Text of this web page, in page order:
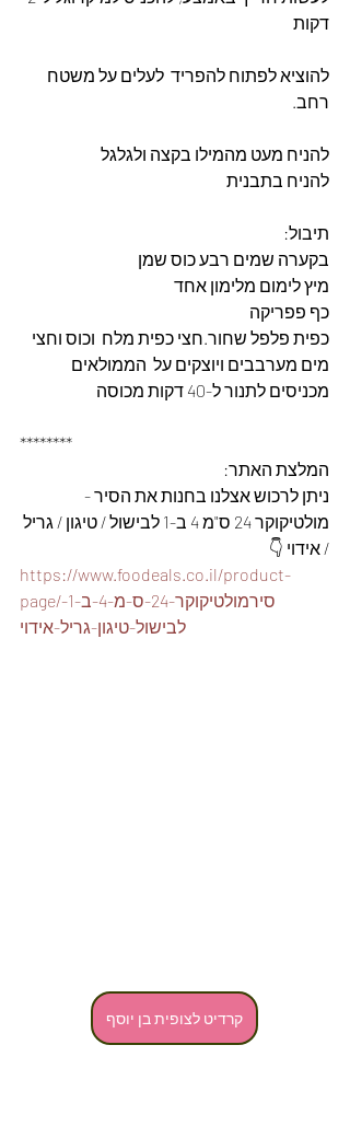
דקות
להוציא לפתוח להפריד  לעלים על משטח
רחב.
להניח מעט מהמילו בקצה ולגלגל
להניח בתבנית
תיבול:
בקערה שמים רבע כוס שמן
מיץ לימום מלימון אחד
כף פפריקה
כפית פלפל שחור.חצי כפית מלח  וכוס וחצי
מים מערבבים ויוצקים על  הממולאים
מכניסים לתנור ל-40 דקות מכוסה
********
המלצת האתר:
ניתן לרכוש אצלנו בחנות את הסיר -
מולטיקוקר 24 ס"מ 4 ב-1 לבישול / טיגון / גריל
/ אידוי 👇
https://www.foodeals.co.il/product-
page/סירמולטיקוקר-24-ס-מ-4-ב-1-
לבישול-טיגון-גריל-אידוי
קרדיט לצופית בן יוסף